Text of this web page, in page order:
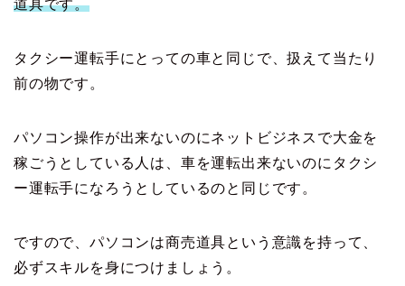
道具です。
タクシー運転手にとっての車と同じで、扱えて当たり
前の物です。
パソコン操作が出来ないのにネットビジネスで大金を
稼ごうとしている人は、車を運転出来ないのにタクシ
ー運転手になろうとしているのと同じです。
ですので、パソコンは商売道具という意識を持って、
必ずスキルを身につけましょう。